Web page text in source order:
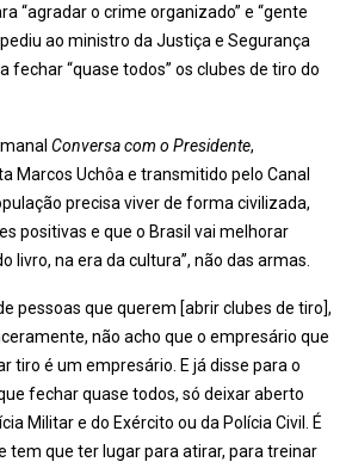
“agradar o crime organizado” e “gente
ao ministro da Justiça e Segurança
fechar “quase todos” os clubes de tiro do
Conversa com o Presidente,
Marcos Uchôa e transmitido pelo Canal
precisa viver de forma civilizada,
positivas e que o Brasil vai melhorar
livro, na era da cultura”, não das armas.
pessoas que querem [abrir clubes de tiro],
não acho que o empresário que
tiro é um empresário. E já disse para o
fechar quase todos, só deixar aberto
Militar e do Exército ou da Polícia Civil. É
tem que ter lugar para atirar, para treinar